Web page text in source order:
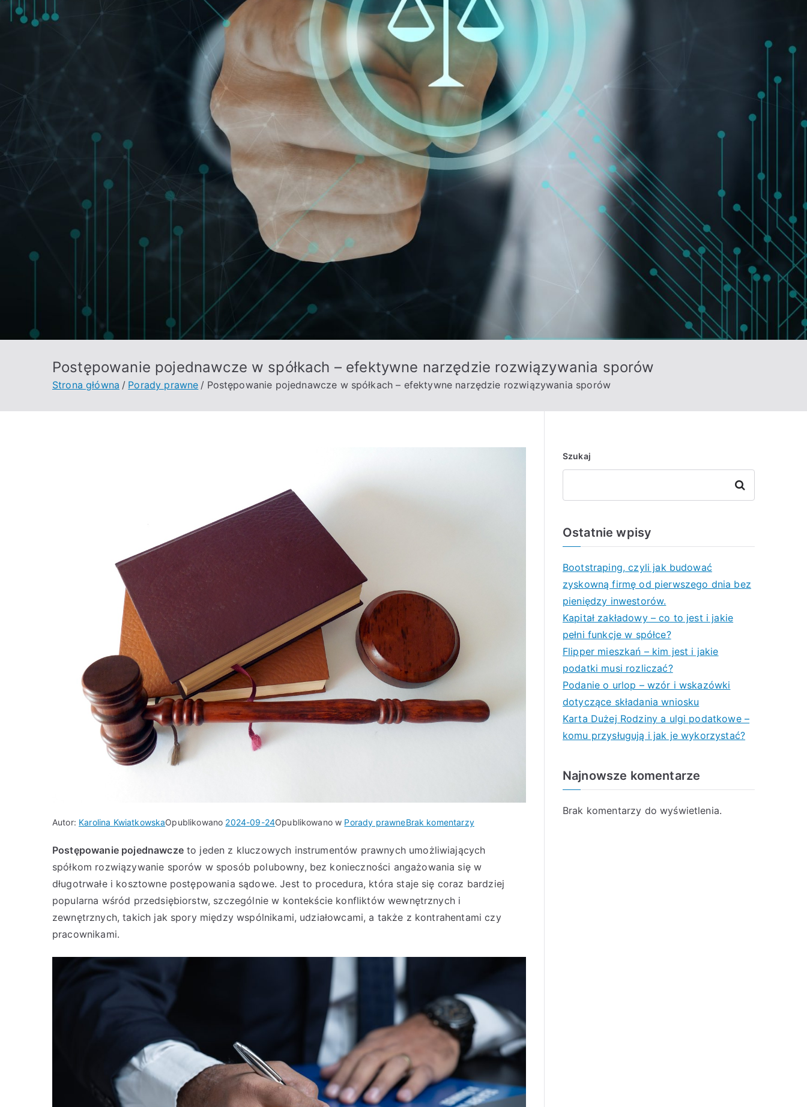
Postępowanie pojednawcze w spółkach – efektywne narzędzie rozwiązywania sporów
Strona główna Porady prawne Postępowanie pojednawcze w spółkach – efektywne narzędzie rozwiązywania sporów
Autor: Karolina KwiatkowskaOpublikowano 2024-09-24Opublikowano w Porady prawneBrak komentarzydo
pojednawcze
w
spółkach
efektywne
narzędzie
sporów
Postępowanie pojednawczeto jeden z kluczowych instrumentów prawnych umożliwiających
spółkom rozwiązywanie sporów w sposób polubowny, bez konieczności angażowania się w
długotrwałe i kosztowne postępowania sądowe. Jest to procedura, która staje się coraz bardziej
popularna wśród przedsiębiorstw, szczególnie w kontekście konfliktów wewnętrznych i
zewnętrznych, takich jak spory między wspólnikami, udziałowcami, a także z kontrahentami czy
pracownikami.
Szukaj
Szukaj
Ostatnie wpisy
Bootstraping, czyli jak budować
zyskowną firmę od pierwszego dnia bez
pieniędzy inwestorów.
Kapitał zakładowy – co to jest i jakie
pełni funkcje w spółce?
Flipper mieszkań – kim jest i jakie
podatki musi rozliczać?
Podanie o urlop – wzór i wskazówki
dotyczące składania wniosku
Karta Dużej Rodziny a ulgi podatkowe –
komu przysługują i jak je wykorzystać?
Najnowsze komentarze
Brak komentarzy do wyświetlenia.